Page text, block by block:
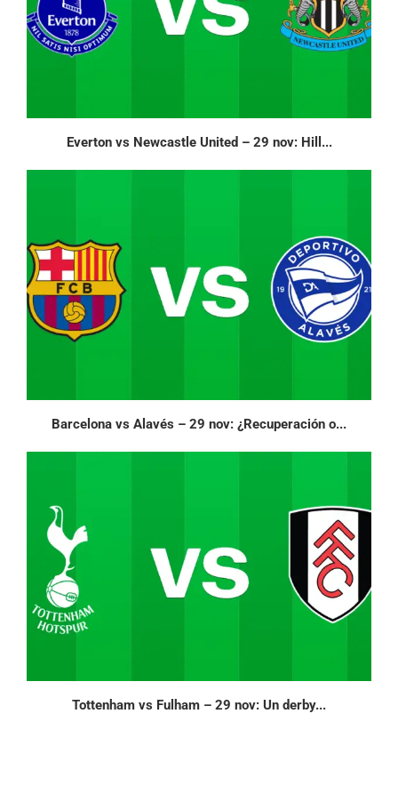
Everton vs Newcastle United – 29 nov: Hill...
Barcelona vs Alavés – 29 nov: ¿Recuperación o...
Tottenham vs Fulham – 29 nov: Un derby...